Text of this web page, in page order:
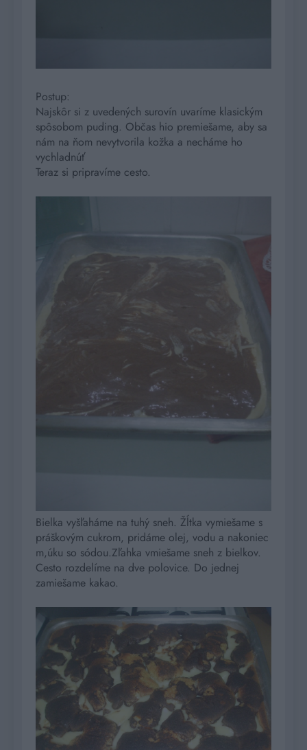
Postup:
Najskôr si z uvedených surovín uvaríme klasickým
spôsobom puding. Občas hio premiešame, aby sa
nám na ňom nevytvorila kožka a necháme ho
vychladnúť
Teraz si pripravíme cesto.
Bielka vyšľaháme na tuhý sneh. Žĺtka vymiešame s
práškovým cukrom, pridáme olej, vodu a nakoniec
m,úku so sódou.Zľahka vmiešame sneh z bielkov.
Cesto rozdelíme na dve polovice. Do jednej
zamiešame kakao.